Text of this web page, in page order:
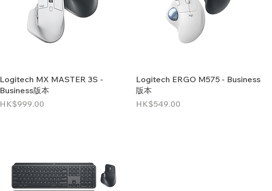
Logitech MX MASTER 3S -
Business版本
價格
HK$999.00
Logitech ERGO M575 - Business
版本
價格
HK$549.00